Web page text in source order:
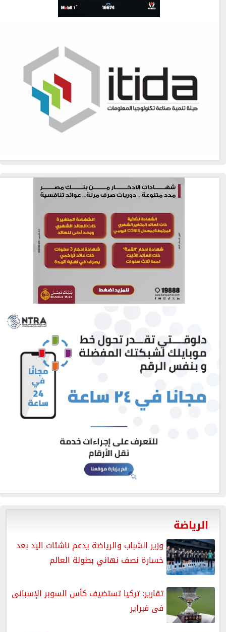
الرياضة
وزير الشباب والرياضة يدعم ناشئات اليد بعد
خسارة نصف نهائي بطولة العالم
تقارير: تركيا تستضيف كأس السوبر الإسبانى
فى فبراير